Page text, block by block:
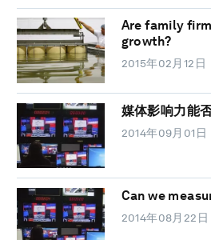
Are family
growth?
2015年02月12日
媒体影响力能
2014年09月01日
Can we
2014年08月22日